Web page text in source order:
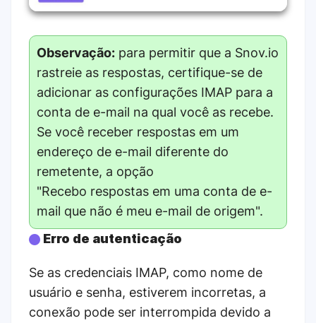
Observação: para permitir que a Snov.io
rastreie as respostas, certifique-se de
adicionar as configurações IMAP para a
conta de e-mail na qual você as recebe.
Se você receber respostas em um
endereço de e-mail diferente do
remetente, a opção
"Recebo respostas em uma conta de e-
mail que não é meu e-mail de origem".
Erro de autenticação
Se as credenciais IMAP, como nome de
usuário e senha, estiverem incorretas, a
conexão pode ser interrompida devido a